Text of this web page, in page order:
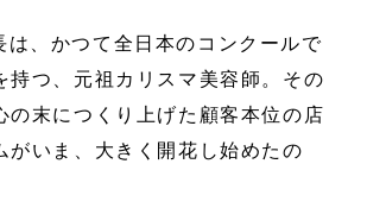
は、かつて全日本のコンクールで
持つ、元祖カリスマ美容師。その
の末につくり上げた顧客本位の店
がいま、大きく開花し始めたの